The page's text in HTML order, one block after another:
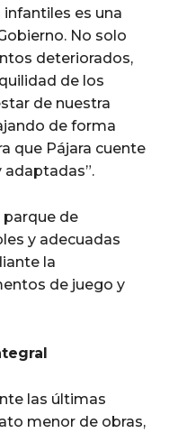
infantiles es una
No solo
deteriorados,
de los
de nuestra
de forma
que Pájara cuente
de
y adecuadas
la
de juego y
las últimas
menor de obras,